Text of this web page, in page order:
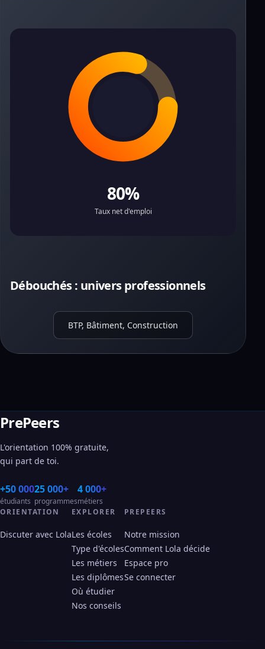
80%
Taux net d'emploi
Débouchés : univers professionnels
BTP, Bâtiment, Construction
PrePeers
L'orientation 100% gratuite,
qui part de toi.
+50 000
étudiants
25 000+
programmes
4 000+
métiers
ORIENTATION
Discuter avec Lola
EXPLORER
Les écoles
Type d'écoles
Les métiers
Les diplômes
Où étudier
Nos conseils
PREPEERS
Notre mission
Comment Lola décide
Espace pro
Se connecter